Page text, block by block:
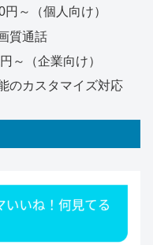
～（個人向け）
質通話
～（企業向け）
のカスタマイズ対応